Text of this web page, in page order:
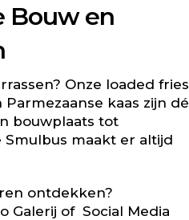
Bouw en
Onze loaded fries
kaas zijn dé
bouwplaats tot
maakt er altijd
ontdekken?
Galerij of Social Media